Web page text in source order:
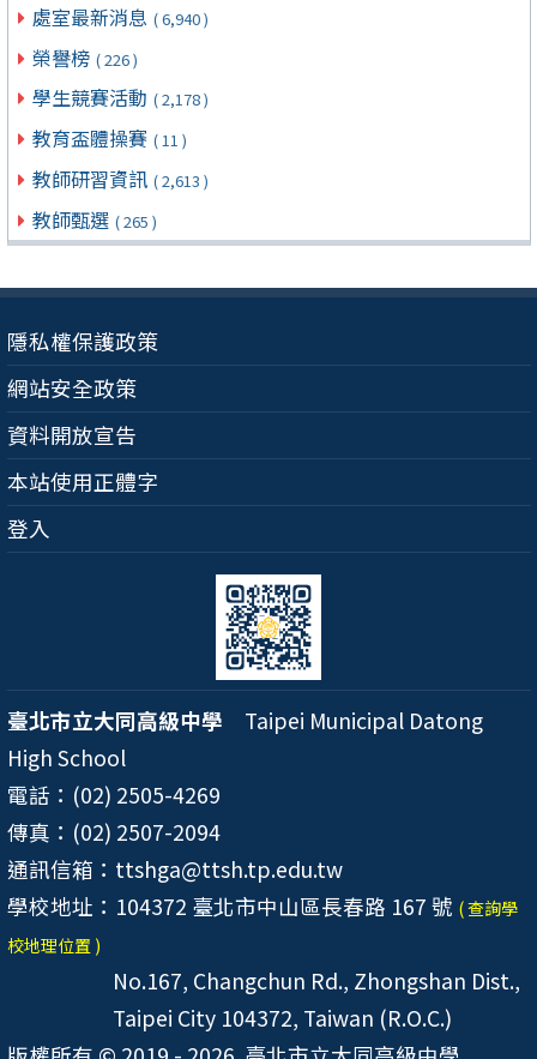
處室最新消息 ( 6,940 )
榮譽榜 ( 226 )
學生競賽活動 ( 2,178 )
教育盃體操賽 ( 11 )
教師研習資訊 ( 2,613 )
教師甄選 ( 265 )
隱私權保護政策
網站安全政策
資料開放宣告
本站使用正體字
登入
臺北市立大同高級中學 Taipei Municipal Datong
High School
電話：(02) 2505-4269
傳真：(02) 2507-2094
通訊信箱：ttshga@ttsh.tp.edu.tw
學校地址：104372 臺北市中山區長春路 167 號 ( 查詢學
校地理位置 )
No.167, Changchun Rd., Zhongshan Dist.,
Taipei City 104372, Taiwan (R.O.C.)